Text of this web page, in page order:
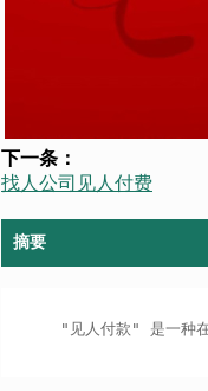
下一条：
找人公司见人付费
摘要
"见人付款" 是一种在